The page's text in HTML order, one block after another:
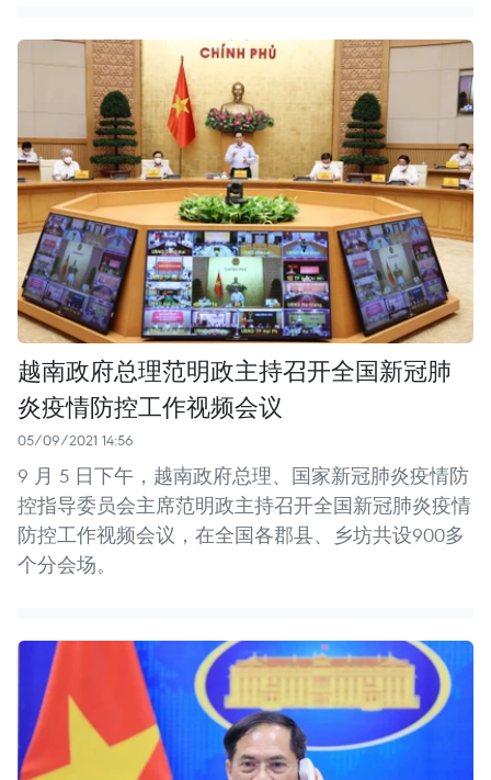
越南政府总理范明政主持召开全国新冠肺
炎疫情防控工作视频会议
05/09/2021 14:56
9 月 5 日下午，越南政府总理、国家新冠肺炎疫情防
控指导委员会主席范明政主持召开全国新冠肺炎疫情
防控工作视频会议，在全国各郡县、乡坊共设900多
个分会场。